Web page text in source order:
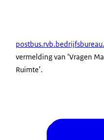
vermelding van ‘Vragen
Ruimte’.